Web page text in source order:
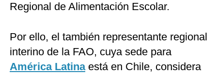
Regional de Alimentación Escolar.
Por ello, el también representante regional
interino de la FAO, cuya sede para
América Latina está en Chile, considera